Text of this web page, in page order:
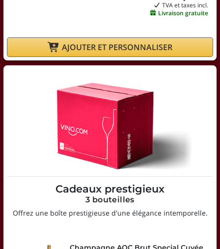
TVA et taxes incl.
Livraison gratuite
AJOUTER ET PERSONNALISER
Cadeaux prestigieux
3 bouteilles
Offrez une boîte prestigieuse d'une élégance intemporelle.